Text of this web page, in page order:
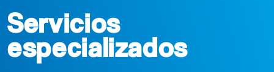
Servicios
especializados